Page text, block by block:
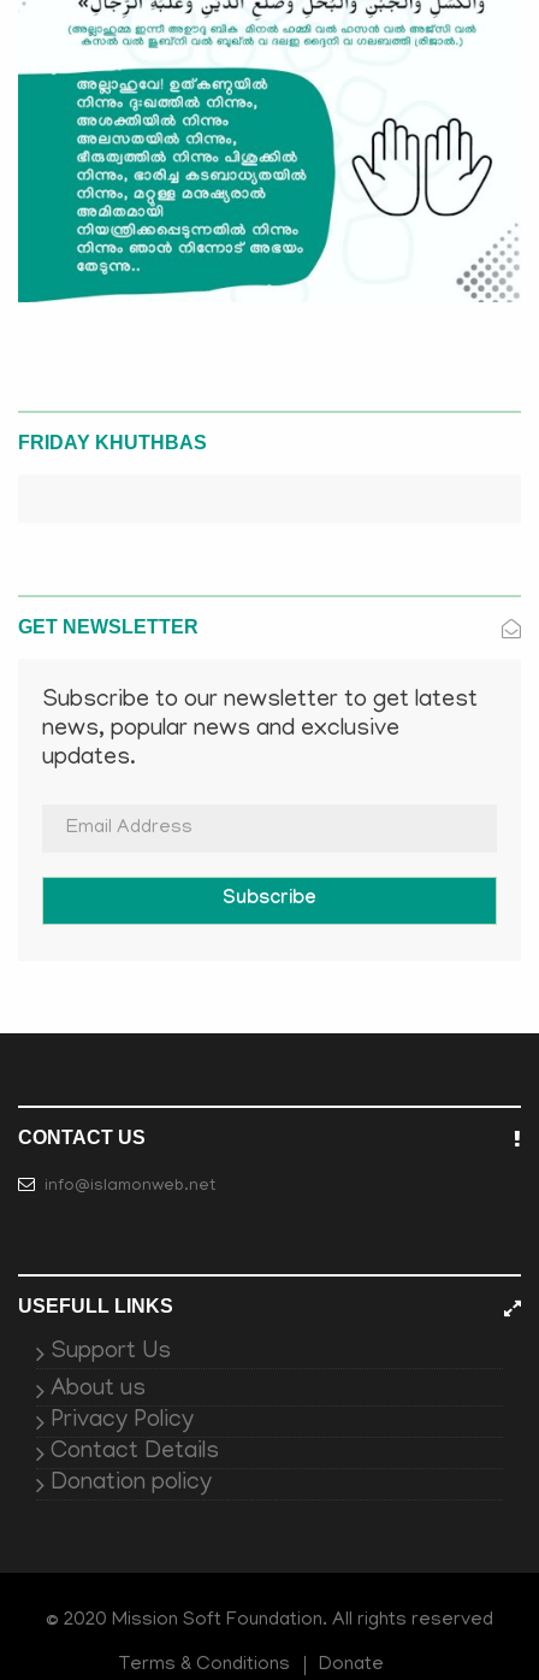
FRIDAY KHUTHBAS
GET NEWSLETTER
Subscribe to our newsletter to get latest
news, popular news and exclusive
updates.
Subscribe
CONTACT US
info@islamonweb.net
USEFULL LINKS
Support Us
About us
Privacy Policy
Contact Details
Donation policy
© 2020 Mission Soft Foundation. All rights reserved
Terms & Conditions Donate